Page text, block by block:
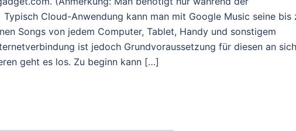
Cloud-Anwendung kann man mit Google Music seine bis
Songs von jedem Computer, Tablet, Handy und sonstigem
ist jedoch Grundvoraussetzung für diesen an sich
geht es los. Zu beginn kann […]